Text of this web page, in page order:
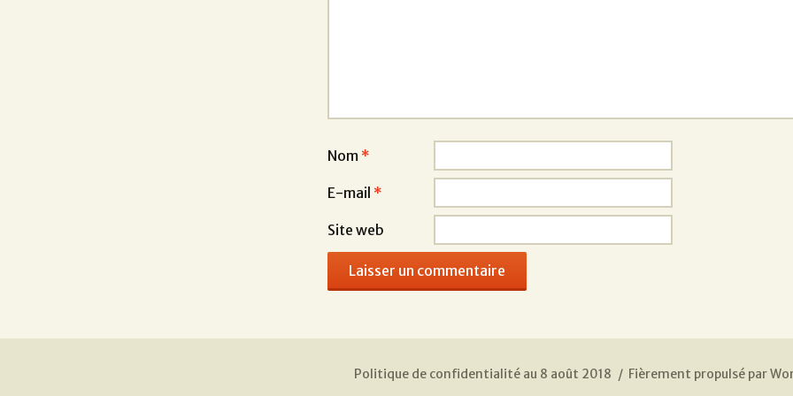
Nom *
E-mail *
Site web
Politique de confidentialité au 8 août 2018 Fièrement propulsé par